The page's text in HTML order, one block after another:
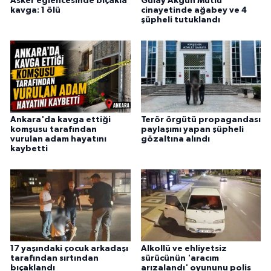
kavga: 1 ölü
cinayetinde ağabey ve 4
şüpheli tutuklandı
Ankara'da kavga ettiği
komşusu tarafından
vurulan adam hayatını
kaybetti
Terör örgütü propagandası
paylaşımı yapan şüpheli
gözaltına alındı
17 yaşındaki çocuk arkadaşı
tarafından sırtından
bıçaklandı
Alkollü ve ehliyetsiz
sürücünün 'aracım
arızalandı' oyununu polis